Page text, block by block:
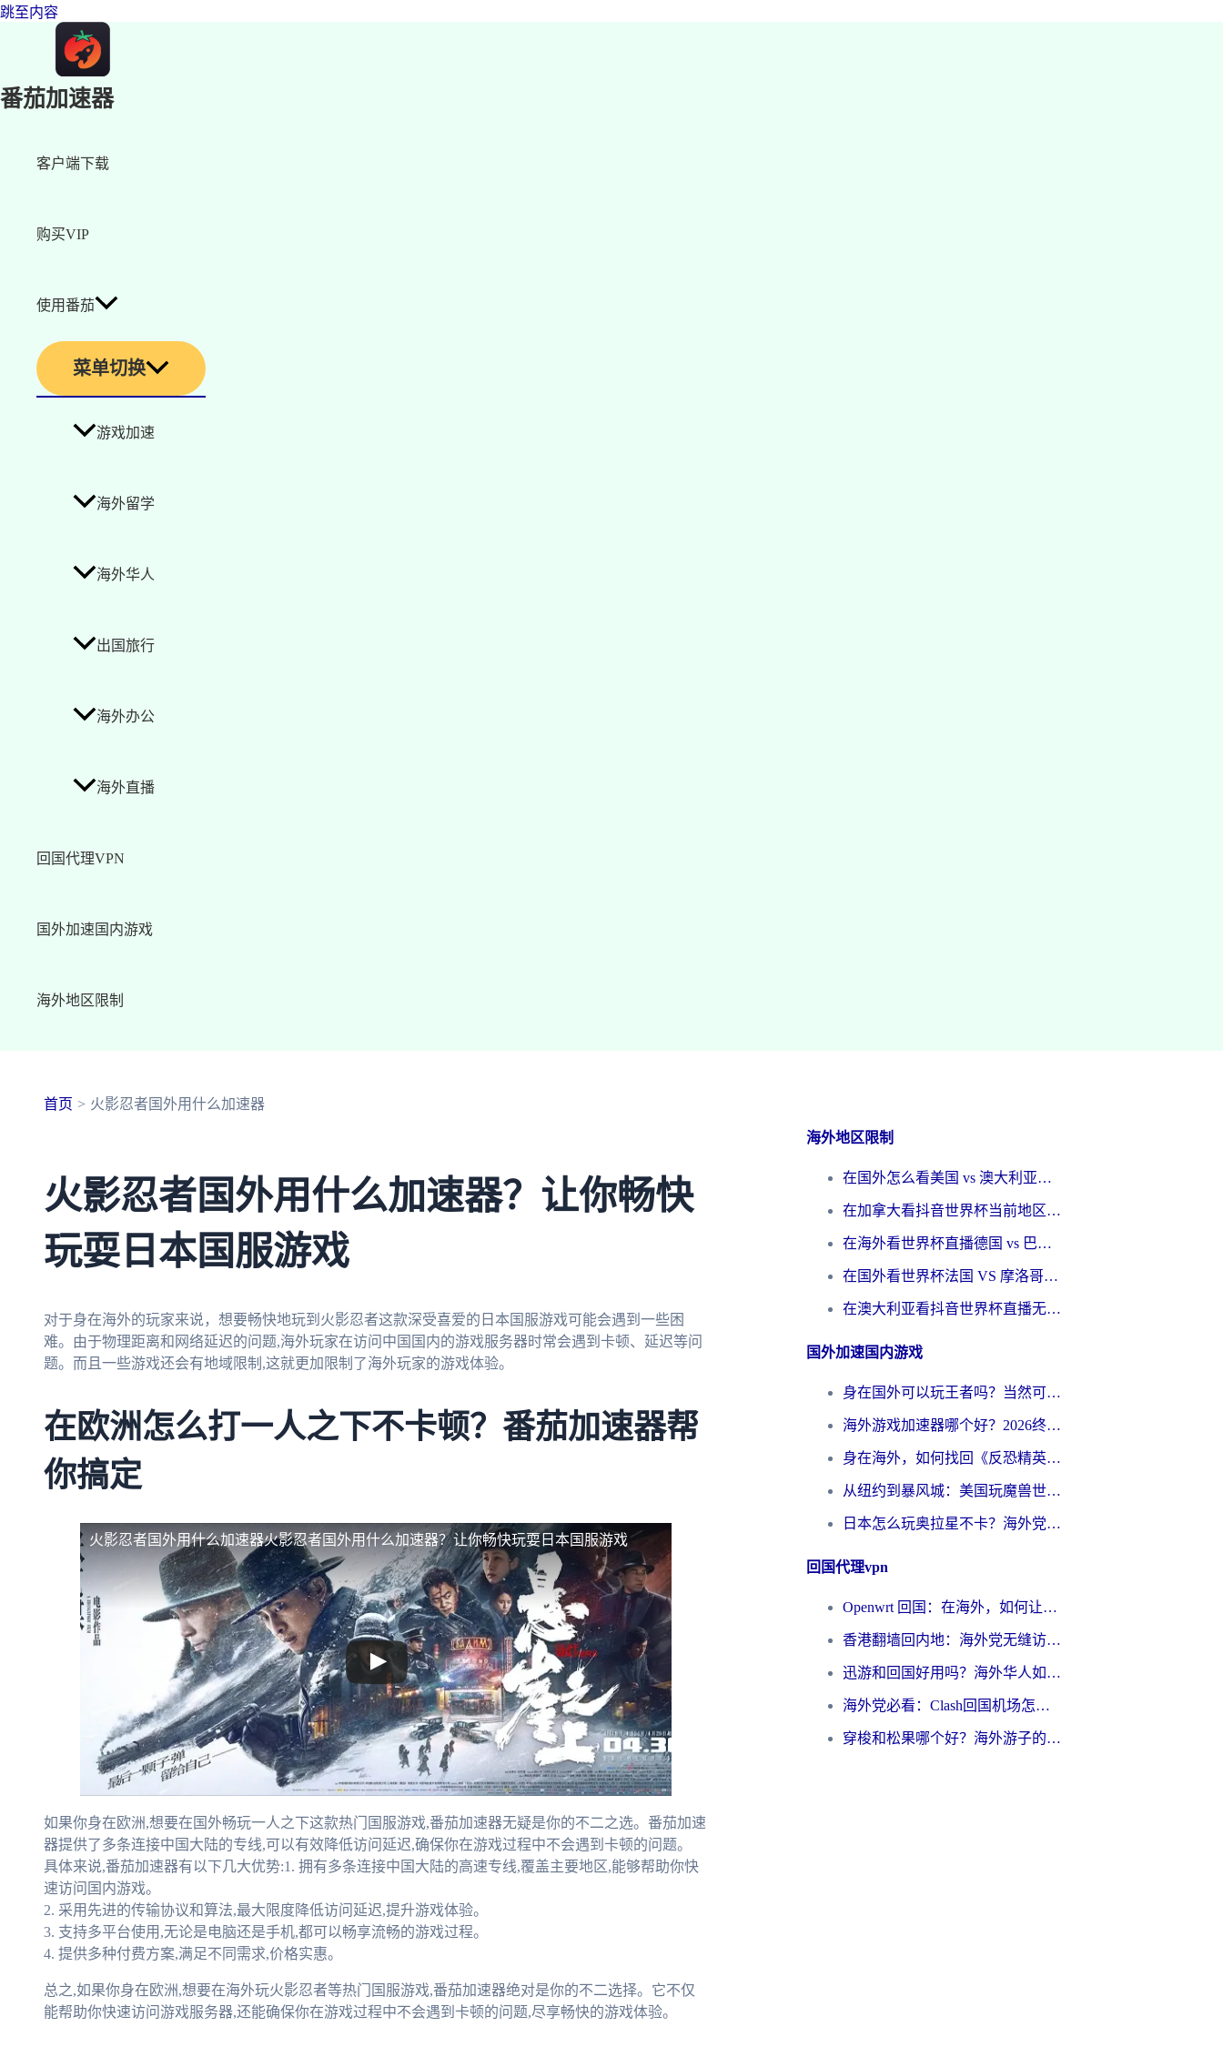
跳至内容
番茄加速器
客户端下载
购买VIP
使用番茄
菜单切换
游戏加速
海外留学
海外华人
出国旅行
海外办公
海外直播
回国代理VPN
国外加速国内游戏
海外地区限制
首页 火影忍者国外用什么加速器
火影忍者国外用什么加速器？让你畅快
玩耍日本国服游戏
对于身在海外的玩家来说，想要畅快地玩到火影忍者这款深受喜爱的日本国服游戏可能会遇到一些困
难。由于物理距离和网络延迟的问题,海外玩家在访问中国国内的游戏服务器时常会遇到卡顿、延迟等问
题。而且一些游戏还会有地域限制,这就更加限制了海外玩家的游戏体验。
在欧洲怎么打一人之下不卡顿？番茄加速器帮
你搞定
火影忍者国外用什么加速器火影忍者国外用什么加速器？让你畅快玩耍日本国服游戏
如果你身在欧洲,想要在国外畅玩一人之下这款热门国服游戏,番茄加速器无疑是你的不二之选。番茄加速
器提供了多条连接中国大陆的专线,可以有效降低访问延迟,确保你在游戏过程中不会遇到卡顿的问题。
具体来说,番茄加速器有以下几大优势:1. 拥有多条连接中国大陆的高速专线,覆盖主要地区,能够帮助你快
速访问国内游戏。
2. 采用先进的传输协议和算法,最大限度降低访问延迟,提升游戏体验。
3. 支持多平台使用,无论是电脑还是手机,都可以畅享流畅的游戏过程。
4. 提供多种付费方案,满足不同需求,价格实惠。
总之,如果你身在欧洲,想要在海外玩火影忍者等热门国服游戏,番茄加速器绝对是你的不二选择。它不仅
能帮助你快速访问游戏服务器,还能确保你在游戏过程中不会遇到卡顿的问题,尽享畅快的游戏体验。
海外地区限制
在国外怎么看美国 vs 澳大利亚世界杯直播？海外党必藏的中文解说观赛指南
在加拿大看抖音世界杯当前地区不可播放？海外党体育观赛终极指南
在海外看世界杯直播德国 vs 巴拉圭当前IP受限制？这篇指南帮你轻松解决地区限制
在国外看世界杯法国 VS 摩洛哥仅限中国大陆？别让地域限制拦下你的欢呼
在澳大利亚看抖音世界杯直播无法播放？海外党体育观赛终极指南来了！
国外加速国内游戏
身在国外可以玩王者吗？当然可以，但你需要这份“加速”指南
海外游戏加速器哪个好？2026终极指南帮你畅玩国服+解决卡顿难题
身在海外，如何找回《反恐精英：全球攻势》国服的丝滑手感？一份给你的终极指南
从纽约到暴风城：美国玩魔兽世界，如何找到你的最佳网络航线
日本怎么玩奥拉星不卡？海外党国服游戏加速器选择全攻略
回国代理vpn
Openwrt 回国：在海外，如何让家的网络触手可及
香港翻墙回内地：海外党无缝访问国内资源的加速器选择全攻略
迅游和回国好用吗？海外华人如何选择靠谱的回国加速器
海外党必看：Clash回国机场怎么选？一篇搞定无缝访问国内资源的全攻略
穿梭和松果哪个好？海外游子的数字归乡路，到底该怎么选